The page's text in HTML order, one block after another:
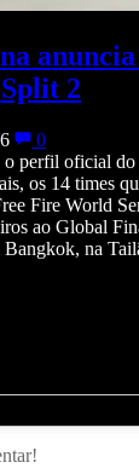
anuncia
2
0
perfil oficial
os 14 times
Fire World
ao Global
Bangkok, na